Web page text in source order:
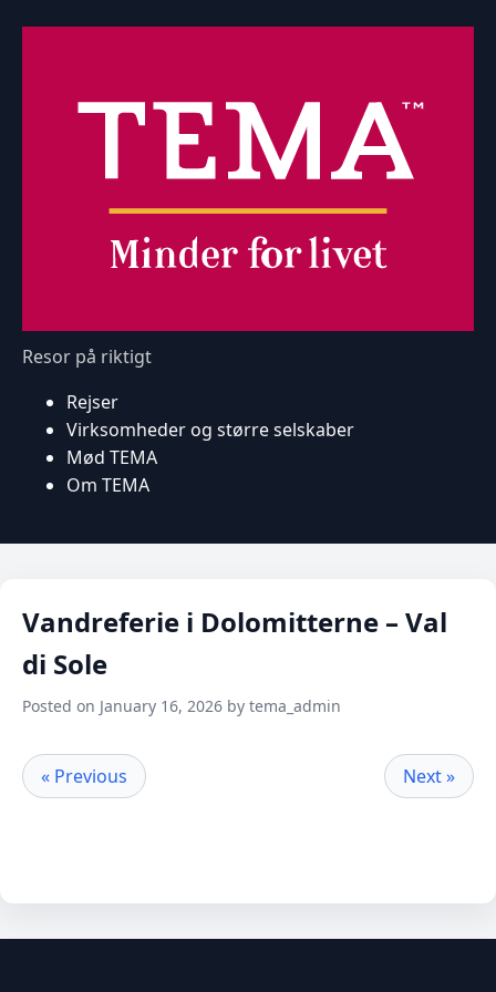
Resor på riktigt
Rejser
Virksomheder og større selskaber
Mød TEMA
Om TEMA
Vandreferie i Dolomitterne – Val
di Sole
Posted on January 16, 2026 by tema_admin
« Previous Next »